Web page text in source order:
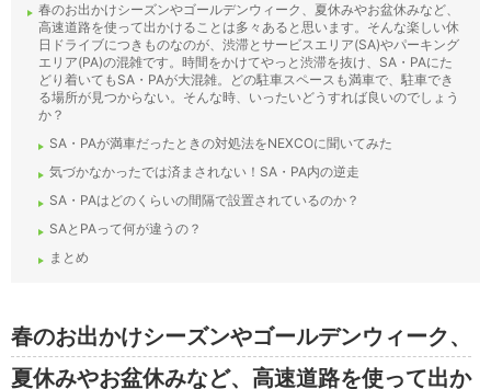
春のお出かけシーズンやゴールデンウィーク、夏休みやお盆休みなど、
高速道路を使って出かけることは多々あると思います。そんな楽しい休
日ドライブにつきものなのが、渋滞とサービスエリア(SA)やパーキング
エリア(PA)の混雑です。時間をかけてやっと渋滞を抜け、SA・PAにた
どり着いてもSA・PAが大混雑。どの駐車スペースも満車で、駐車でき
る場所が見つからない。そんな時、いったいどうすれば良いのでしょう
か？
SA・PAが満車だったときの対処法をNEXCOに聞いてみた
気づかなかったでは済まされない！SA・PA内の逆走
SA・PAはどのくらいの間隔で設置されているのか？
SAとPAって何が違うの？
まとめ
春のお出かけシーズンやゴールデンウィーク、
夏休みやお盆休みなど、高速道路を使って出か